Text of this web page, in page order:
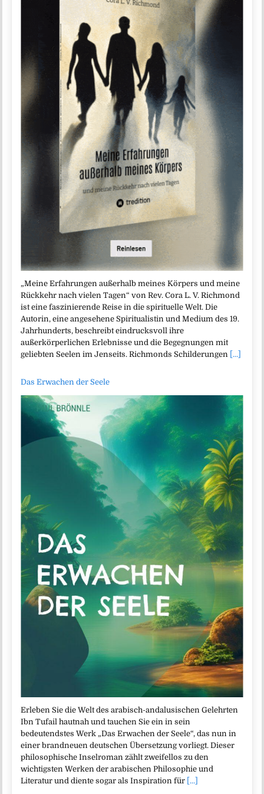
„Meine Erfahrungen außerhalb meines Körpers und meine
Rückkehr nach vielen Tagen“ von Rev. Cora L. V. Richmond
ist eine faszinierende Reise in die spirituelle Welt. Die
Autorin, eine angesehene Spiritualistin und Medium des 19.
Jahrhunderts, beschreibt eindrucksvoll ihre
außerkörperlichen Erlebnisse und die Begegnungen mit
geliebten Seelen im Jenseits. Richmonds Schilderungen [...]
Das Erwachen der Seele
Erleben Sie die Welt des arabisch-andalusischen Gelehrten
Ibn Tufail hautnah und tauchen Sie ein in sein
bedeutendstes Werk „Das Erwachen der Seele“, das nun in
einer brandneuen deutschen Übersetzung vorliegt. Dieser
philosophische Inselroman zählt zweifellos zu den
wichtigsten Werken der arabischen Philosophie und
Literatur und diente sogar als Inspiration für [...]